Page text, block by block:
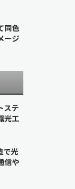
同色
ージ
ステ
光工
で光
信や